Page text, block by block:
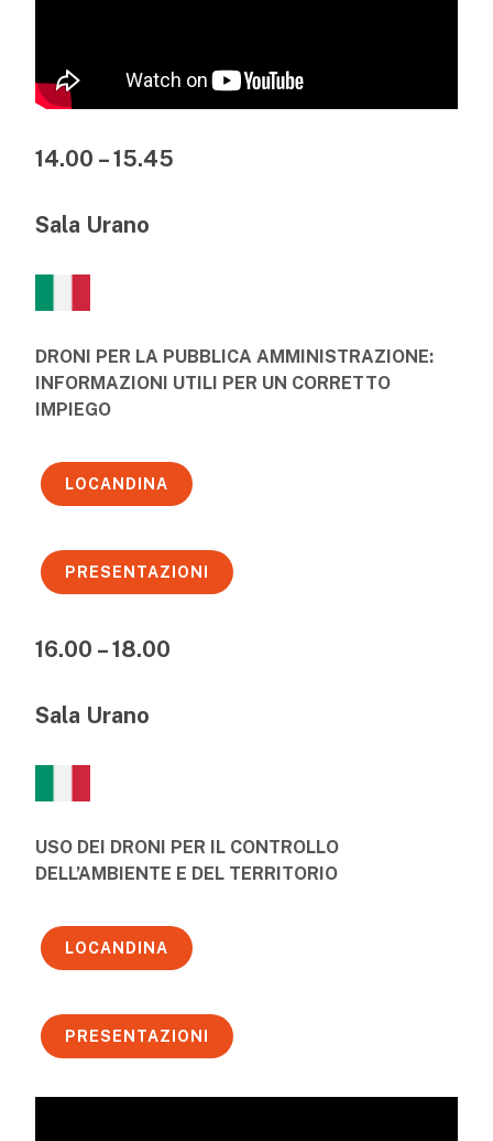
14.00 – 15.45
Sala Urano
DRONI PER LA PUBBLICA AMMINISTRAZIONE:
INFORMAZIONI UTILI PER UN CORRETTO
IMPIEGO
LOCANDINA
PRESENTAZIONI
16.00 – 18.00
Sala Urano
USO DEI DRONI PER IL CONTROLLO
DELL’AMBIENTE E DEL TERRITORIO
LOCANDINA
PRESENTAZIONI